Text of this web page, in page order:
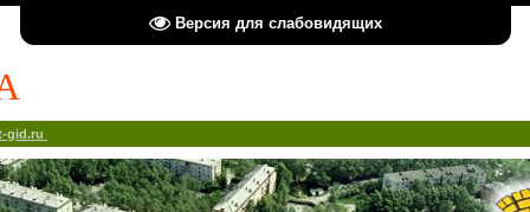
Версия для слабовидящих
gid.ru